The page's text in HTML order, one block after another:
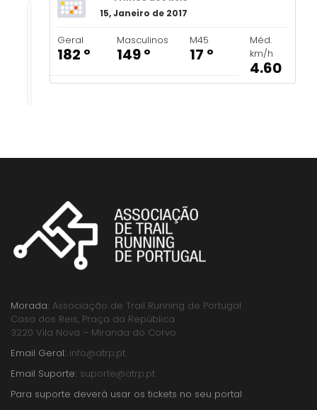
15, Janeiro de 2017
Geral
182 º
Masculinos
149 º
M45
17 º
Méd.
km/h
4.60
Morada: Associação de Trail Running de Portugal
Casa dos Reis, Praça da República
3220 Vila Nova – Miranda do Corvo
Email Geral: info@atrp.pt
Email Suporte: suporte@atrp.pt
Para suporte deverá usar os tickets no seu portal